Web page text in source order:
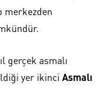
merkezden
gerçek asmalı
yer ikinci Asmalı